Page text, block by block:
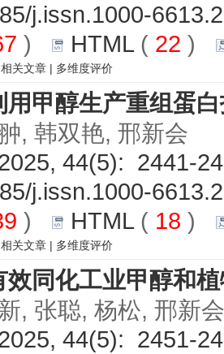
j.issn.1000-
) HTML( 22 )
相关文章 | 多维度评价
用甲醇生产重组蛋
, 韩双艳, 邢新会
44(5): 2441-
j.issn.1000-
) HTML( 18 )
相关文章 | 多维度评价
效同化工业甲醇和
, 张聪, 杨松, 邢新会
44(5): 2451-